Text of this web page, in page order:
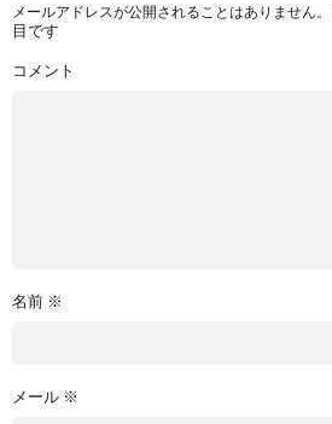
メールアドレスが公開されることはありません。
目です
コメント
名前 ※
メール ※